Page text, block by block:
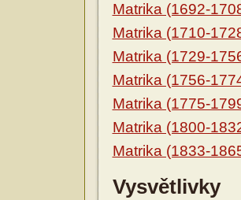
Matrika (1692-
Matrika (1710-
Matrika (1729-
Matrika (1756-
Matrika (1775-
Matrika (1800-
Matrika (1833-
Vysvětlivky